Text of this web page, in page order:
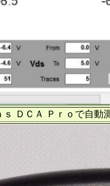
ＤＣＡ Ｐｒｏで自動